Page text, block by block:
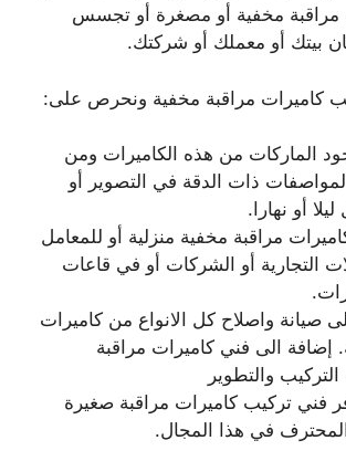
مراقبة مخفية أو مصغرة أو تجسس
بيتك أو معملك أو شركتك.
كاميرات مراقبة مخفية ونحرص على:
الماركات من هذه الكاميرات ومن
ذات الدقة في التصوير أو
أو نهارا.
مراقبة مخفية منزلية أو للمعامل
التجارية أو الشركات أو في قاعات
صيانة واصلاح كل الانواع من كاميرات
إضافة الى فني كاميرات مراقبة
والتطوير
فني تركيب كاميرات مراقبة صغيرة
في هذا المجال.